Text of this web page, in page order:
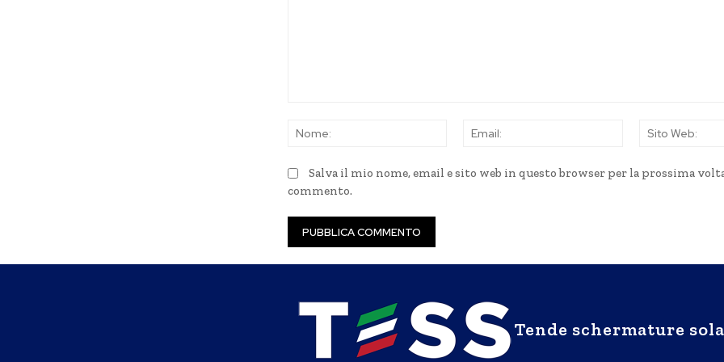
Nome:
Email:
Salva il mio nome, email e sito web in questo browser per la prossima
commento.
Tende schermature